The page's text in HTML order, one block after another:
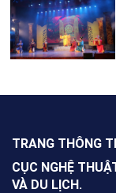
TRANG THÔNG
CỤC NGHỆ
VÀ DU LỊCH.